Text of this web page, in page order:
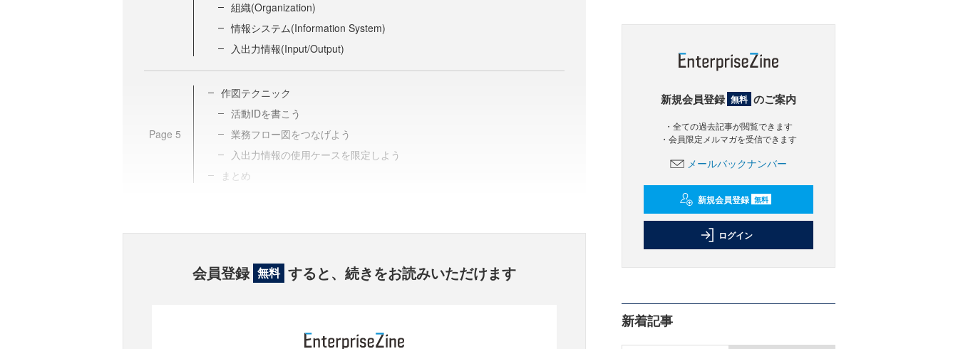
組織(Organization)
情報システム(Information System)
入出力情報(Input/Output)
Page 5
作図テクニック
活動IDを書こう
業務フロー図をつなげよう
入出力情報の使用ケースを限定しよう
まとめ
会員登録 無料 すると、続きをお読みいただけます
新規会員登録 無料 のご案内
・全ての過去記事が閲覧できます
・会員限定メルマガを受信できます
メールバックナンバー
新規会員登録 無料
ログイン
新着記事